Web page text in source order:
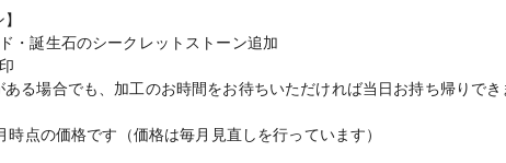
・誕生石のシークレットストーン追加
ある場合でも、加工のお時間をお待ちいただければ当日お持ち帰りでき